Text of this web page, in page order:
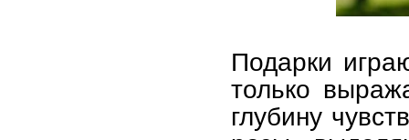
Подарки
только
глубину